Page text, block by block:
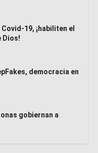
19, ¡habiliten el
Dios!
democracia en
gobiernan a